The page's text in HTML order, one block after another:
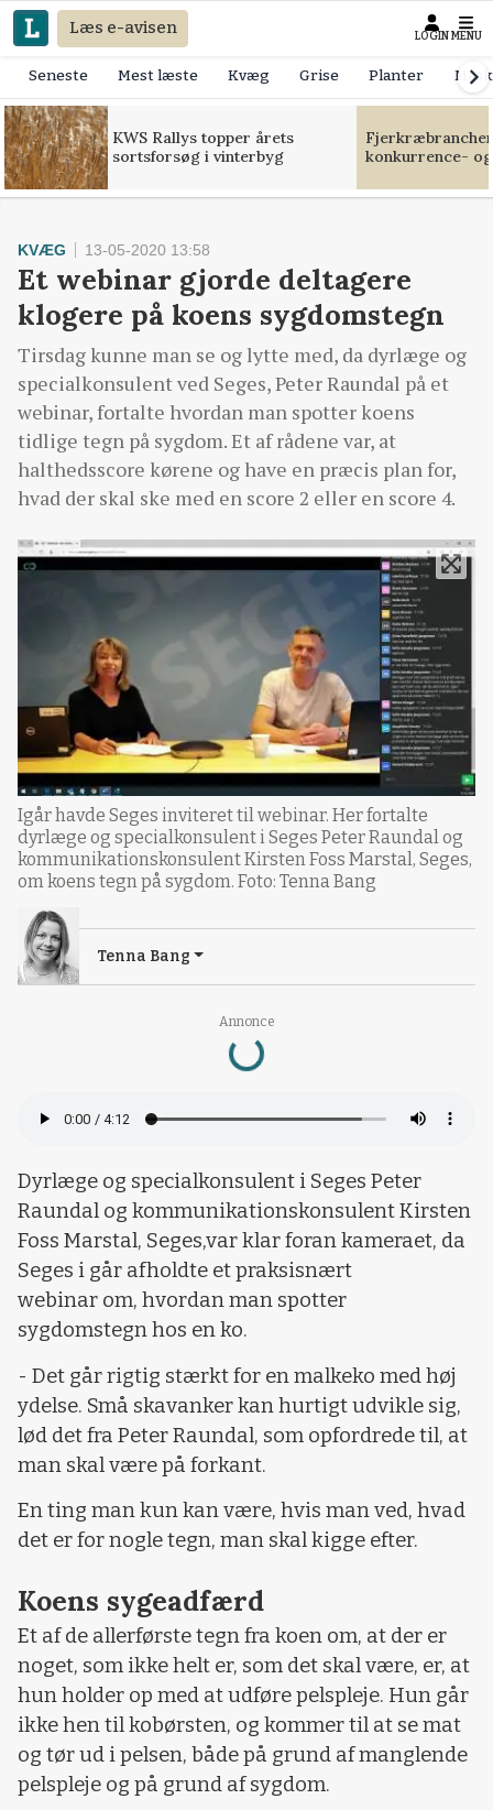
Læs e-avisen LOGIN MENU
Seneste Mest læste Kvæg Grise Planter
KWS Rallys topper årets
sortsforsøg i vinterbyg
konkurrence-
Annonce
Loading...
KVÆG 13-05-2020 13:58
Et webinar gjorde deltagere
klogere på koens sygdomstegn
Tirsdag kunne man se og lytte med, da dyrlæge og
specialkonsulent ved Seges, Peter Raundal på et
webinar, fortalte hvordan man spotter koens
tidlige tegn på sygdom. Et af rådene var, at
halthedsscore kørene og have en præcis plan for,
hvad der skal ske med en score 2 eller en score 4.
Igår havde Seges inviteret til webinar. Her fortalte
dyrlæge og specialkonsulent i Seges Peter Raundal og
kommunikationskonsulent Kirsten Foss Marstal, Seges,
om koens tegn på sygdom. Foto: Tenna Bang
Tenna Bang
Dyrlæge og specialkonsulent i Seges Peter
Raundal og kommunikationskonsulent Kirsten
Foss Marstal, Seges,var klar foran kameraet, da
Seges i går afholdte et praksisnært
webinar om, hvordan man spotter
sygdomstegn hos en ko.
- Det går rigtig stærkt for en malkeko med høj
ydelse. Små skavanker kan hurtigt udvikle sig,
lød det fra Peter Raundal, som opfordrede til, at
man skal være på forkant.
En ting man kun kan være, hvis man ved, hvad
det er for nogle tegn, man skal kigge efter.
Koens sygeadfærd
Et af de allerførste tegn fra koen om, at der er
noget, som ikke helt er, som det skal være, er, at
hun holder op med at udføre pelspleje. Hun går
ikke hen til kobørsten, og kommer til at se mat
og tør ud i pelsen, både på grund af manglende
pelspleje og på grund af sygdom.